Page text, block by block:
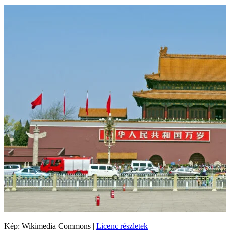
Kép: Wikimedia Commons | Licenc részletek